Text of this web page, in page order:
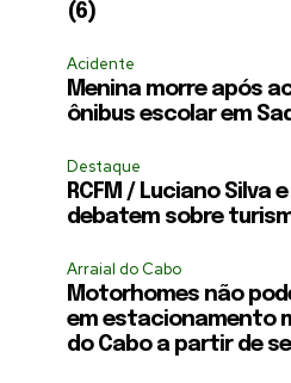
(6)
Acidente
Menina morre após
ônibus escolar em
Destaque
RCFM / Luciano Silva
debatem sobre
Arraial do Cabo
Motorhomes não
em estacionamento
do Cabo a partir de